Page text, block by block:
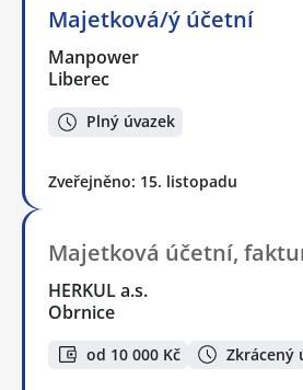
Majetková/ý účetní
Manpower
Liberec
Plný úvazek
Zveřejněno: 15. listopadu
Majetková účetní,
HERKUL a.s.
Obrnice
od 10 000 Kč Zkrácený